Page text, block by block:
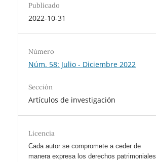
Publicado
2022-10-31
Número
Núm. 58: Julio - Diciembre 2022
Sección
Artículos de investigación
Licencia
Cada autor se compromete a ceder de
manera expresa los derechos patrimoniales